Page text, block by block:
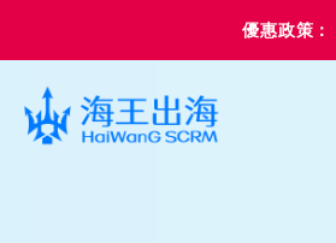
優惠政策：